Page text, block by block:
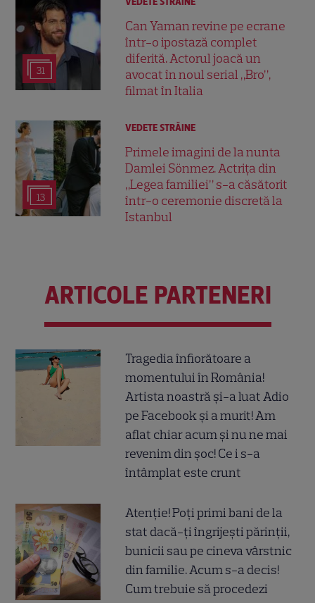
31
Can Yaman revine pe ecrane
într-o ipostază complet
diferită. Actorul joacă un
avocat în noul serial „Bro”,
filmat în Italia
13
VEDETE STRĂINE
Primele imagini de la nunta
Damlei Sönmez. Actrița din
„Legea familiei” s-a căsătorit
într-o ceremonie discretă la
Istanbul
ARTICOLE PARTENERI
Tragedia înfiorătoare a
momentului în România!
Artista noastră și-a luat Adio
pe Facebook și a murit! Am
aflat chiar acum și nu ne mai
revenim din șoc! Ce i s-a
întâmplat este crunt
Atenție! Poți primi bani de la
stat dacă-ți îngrijești părinții,
bunicii sau pe cineva vârstnic
din familie. Acum s-a decis!
Cum trebuie să procedezi